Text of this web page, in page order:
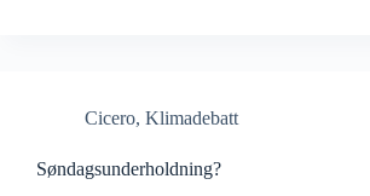
Cicero, Klimadebatt
Søndagsunderholdning?